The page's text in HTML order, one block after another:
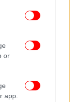
or
app.
για τον
περιοχή.
να
Χ αρκετές